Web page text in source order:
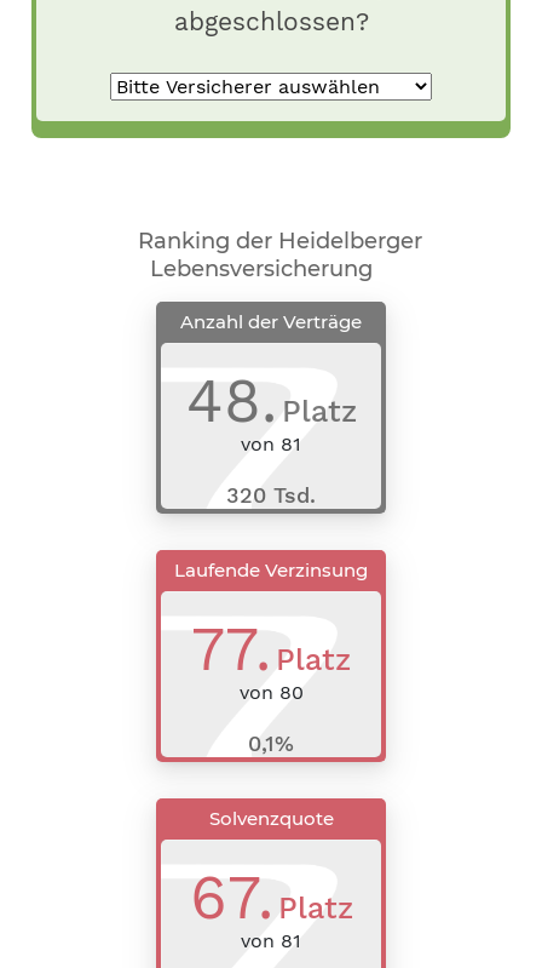
abgeschlossen?
Ranking der Heidelberger
Lebensversicherung
Anzahl der Verträge
48. Platz
von 81
320 Tsd.
Laufende Verzinsung
77. Platz
von 80
0,1%
Solvenzquote
67. Platz
von 81